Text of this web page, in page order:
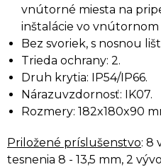
vnútorné miesta na
inštalácie vo vnútornom
Bez svoriek, s nosnou
Trieda ochrany: 2.
Druh krytia: IP54/IP66.
Nárazuvzdornosť: IK07.
Rozmery: 182x180x90
Priložené príslušenstvo: 8
tesnenia 8 - 13,5 mm, 2